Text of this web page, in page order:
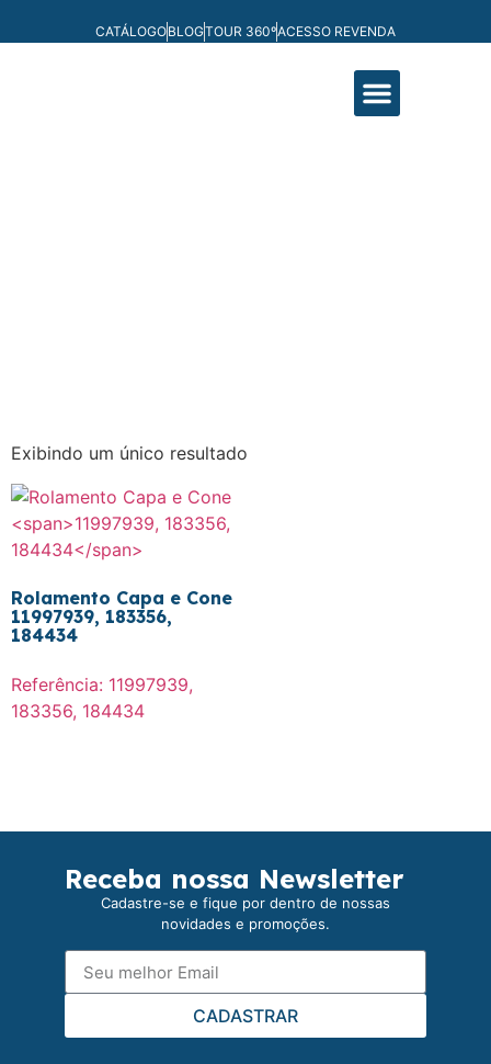
CATÁLOGOBLOGTOUR 360ºACESSO REVENDA
Exibindo um único resultado
Rolamento Capa e Cone
11997939, 183356,
184434
Referência: 11997939,
183356, 184434
Receba nossa Newsletter
Cadastre-se e fique por dentro de nossas
novidades e promoções.
CADASTRAR